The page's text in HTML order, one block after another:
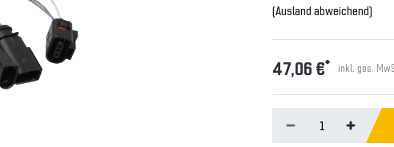
(Ausland abweichend)
47,06 €* inkl. ges.